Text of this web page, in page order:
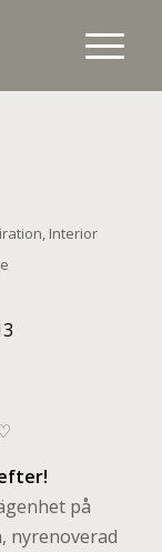
, Interior
på
nyrenoverad